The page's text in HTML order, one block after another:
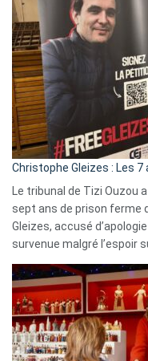
Christophe Gleizes : Les
Le tribunal de Tizi Ouzou
sept ans de prison ferme
Gleizes, accusé
survenue malgré l’espoir